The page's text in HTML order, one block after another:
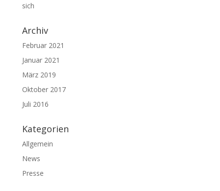
sich
Archiv
Februar 2021
Januar 2021
März 2019
Oktober 2017
Juli 2016
Kategorien
Allgemein
News
Presse